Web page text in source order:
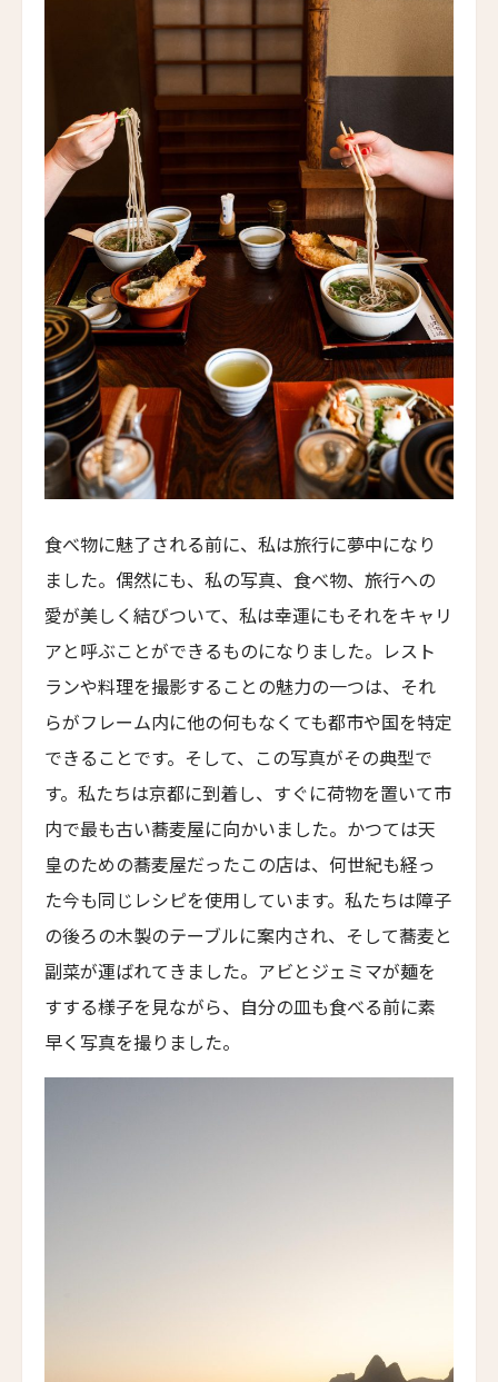
グランド・ホテル・デュ・パレ・ロワイヤル
Grand Hôtel du Palais Royal
Chateau des Fleurs
ザ・エジソン・ジョージタウン
The Edison George Town
ヴィラヘヴン・リゾート・モルディブ
Villa Haven Resort Maldives
アマヤ
Amaya
ル・マ・バロッサ
Le Mas Barossa
イズリントン・ホテル
Islington Hotel
スミス・ビーチ・リゾート
シャレー・アット・ブラックヒース
ザ・リトリート・コー・チャン
メアリー・ブッデン・エステート
ホテル・オン・リヴィントン
Hotel on Rivington
リファイナリーホテル・ニューヨーク
Refinery Hotel New York
HGUニューヨーク
HGU New York
ウェストハウス・ホテル・ニューヨーク
WestHouse Hotel New York
食べ物に魅了される前に、私は旅行に夢中になり
ました。偶然にも、私の写真、食べ物、旅行への
愛が美しく結びついて、私は幸運にもそれをキャリ
アと呼ぶことができるものになりました。レスト
ランや料理を撮影することの魅力の一つは、それ
らがフレーム内に他の何もなくても都市や国を特定
できることです。そして、この写真がその典型で
す。私たちは京都に到着し、すぐに荷物を置いて市
内で最も古い蕎麦屋に向かいました。かつては天
皇のための蕎麦屋だったこの店は、何世紀も経っ
た今も同じレシピを使用しています。私たちは障子
の後ろの木製のテーブルに案内され、そして蕎麦と
副菜が運ばれてきました。アビとジェミマが麺を
すする様子を見ながら、自分の皿も食べる前に素
早く写真を撮りました。